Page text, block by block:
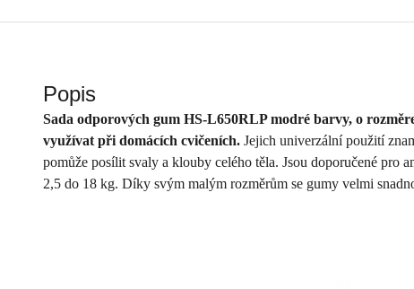
Popis
Sada odporových gum HS-L650RLP modré barvy, o
využívat při domácích cvičeních. Jejich univerzální použití
pomůže posílit svaly a klouby celého těla. Jsou doporučené pro
2,5 do 18 kg. Díky svým malým rozměrům se gumy velmi